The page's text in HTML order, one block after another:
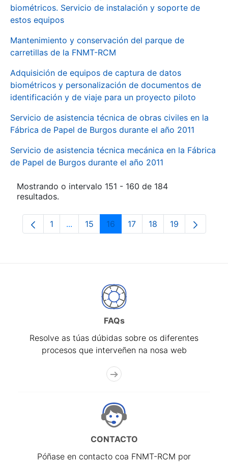
biométricos. Servicio de instalación y soporte de
estos equipos
Mantenimiento y conservación del parque de
carretillas de la FNMT-RCM
Adquisición de equipos de captura de datos
biométricos y personalización de documentos de
identificación y de viaje para un proyecto piloto
Servicio de asistencia técnica de obras civiles en la
Fábrica de Papel de Burgos durante el año 2011
Servicio de asistencia técnica mecánica en la Fábrica
de Papel de Burgos durante el año 2011
Mostrando o intervalo 151 - 160 de 184
resultados.
Páxina
1 ...Páxinas intermedias Use pestaña para
Páxina
15 Páxina
16 Páxina
17 Páxina
18 Páxina
19
FAQs
Resolve as túas dúbidas sobre os diferentes
procesos que interveñen na nosa web
CONTACTO
Póñase en contacto coa FNMT-RCM por